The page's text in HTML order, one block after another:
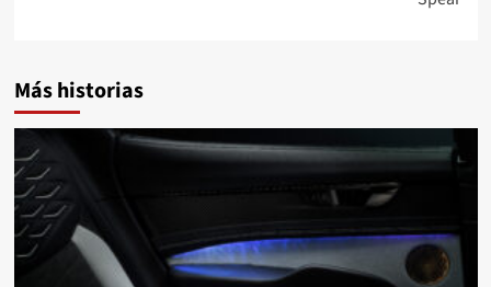
Más historias